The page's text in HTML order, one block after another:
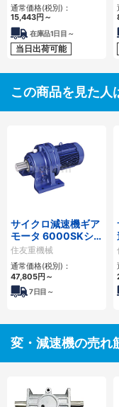
通常価格(税別)：
15,443円～
在庫品1日目～
当日出荷可能
この商品を見た人
サイクロ減速機ギア
モータ 6000SKシ
リーズ
住友重機械
通常価格(税別)：
47,805円～
7日目～
変・減速機の売れ